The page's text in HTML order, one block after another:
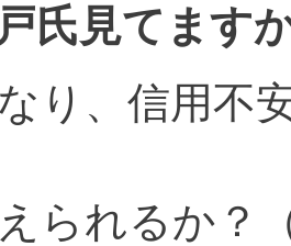
氏見てます
り、信用不
られるか？